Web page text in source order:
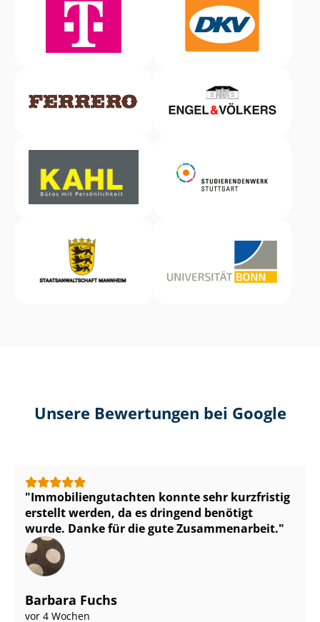
Unsere Bewertungen bei Google
Im­mo­bi­li­en­gut­ach­ten konnte sehr kurzfristig
erstellt werden, da es dringend benötigt
wurde. Danke für die gute Zusammenarbeit.
Barbara Fuchs
vor 4 Wochen